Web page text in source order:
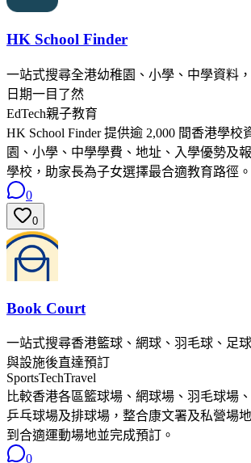
HK School Finder
一站式搜尋全港幼稚園、小學、中學資料
日期一目了然
EdTech親子教育
HK School Finder 提供逾 2,000 間香港學校
園、小學、中學學費、地址、入學優勢及
學校，助家長為子女選擇最合適教育路徑。
0
0
Book Court
一站式搜尋香港籃球、網球、羽毛球、足
與設施後直達預訂
SportsTechTravel
比較香港各區籃球場、網球場、羽毛球場
乒乓球場及排球場，整合康文署及私營場
到合適運動場地並完成預訂。
0